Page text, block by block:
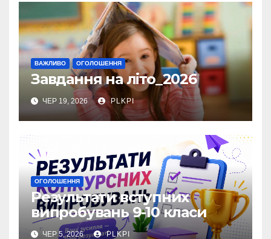
ВАЖЛИВО ОГОЛОШЕННЯ
Завдання на літо_2026
ЧЕР 19, 2026 PLKPI
ОГОЛОШЕННЯ
Результати вступних
випробувань 9-10 класи
ЧЕР 5, 2026 PLKPI